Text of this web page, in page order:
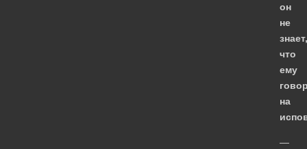
он
не
знает,
что
ему
на
—